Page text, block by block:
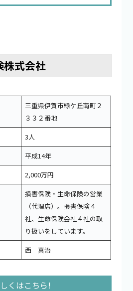
株式会社
三重県伊賀市緑ケ丘南町２
３３２番地
3人
平成14年
2,000万円
損害保険・生命保険の営業
（代理店）。損害保険４
社、生命保険会社４社の取
り扱いをしています。
西 真治